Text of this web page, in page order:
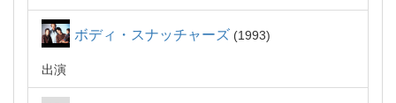
ボディ・スナッチャーズ 1993
出演